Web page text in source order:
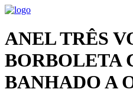
ANEL TRÊS
BORBOLETA
BANHADO A